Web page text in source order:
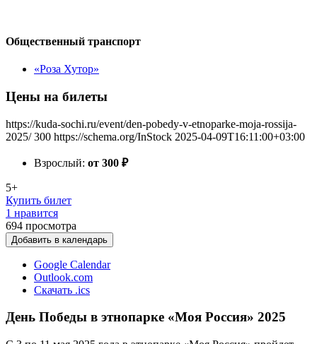
Общественный транспорт
«Роза Хутор»
Цены на билеты
https://kuda-sochi.ru/event/den-pobedy-v-etnoparke-moja-rossija-
2025/ 300 https://schema.org/InStock 2025-04-09T16:11:00+03:00
Взрослый: от 300 ₽
5+
Купить билет
1 нравится
694 просмотра
Добавить в календарь
Google Calendar
Outlook.com
Скачать .ics
День Победы в этнопарке «Моя Россия» 2025